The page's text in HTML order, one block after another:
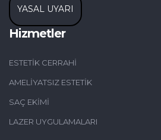
YASAL UYARI
Hizmetler
ESTETIK CERRAHI
AMELIYATSIZ ESTETIK
SAÇ EKIMI
LAZER UYGULAMALARI